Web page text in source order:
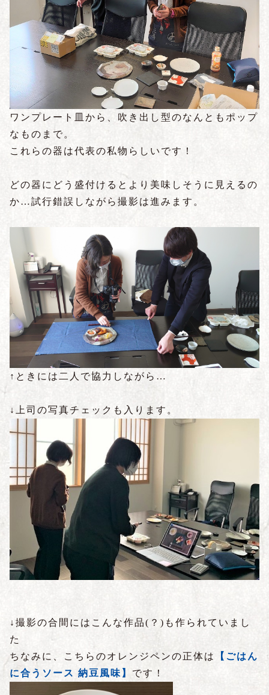
ワンプレート皿から、吹き出し型のなんともポップ
なものまで。
これらの器は代表の私物らしいです！
どの器にどう盛付けるとより美味しそうに見えるの
か…試行錯誤しながら撮影は進みます。
↑ときには二人で協力しながら…
↓上司の写真チェックも入ります。
↓撮影の合間にはこんな作品(？)も作られていまし
た
ちなみに、こちらのオレンジペンの正体は
【ごはん
に合うソース 納豆風味】 です！